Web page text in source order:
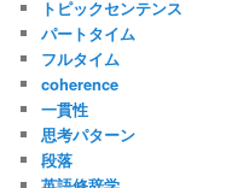
トピックセンテンス
パートタイム
フルタイム
coherence
一貫性
思考パターン
段落